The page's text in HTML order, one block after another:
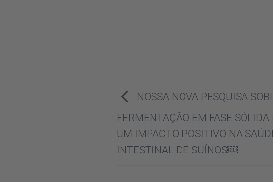
NOSSA NOVA PESQUISA
FERMENTAÇÃO EM FASE SÓLIDA
UM IMPACTO POSITIVO NA
INTESTINAL DE SUÍNOS￼